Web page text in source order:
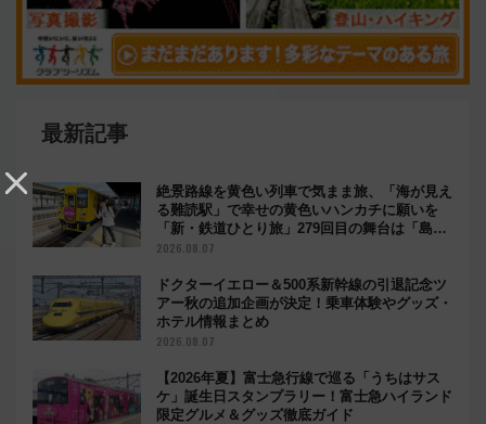
最新記事
絶景路線を黄色い列車で気まま旅、「海が見え
る難読駅」で幸せの黄色いハンカチに願いを
「新・鉄道ひとり旅」279回目の舞台は「島原
鉄道」
2026.08.07
ドクターイエロー＆500系新幹線の引退記念ツ
アー秋の追加企画が決定！乗車体験やグッズ・
ホテル情報まとめ
2026.08.07
【2026年夏】富士急行線で巡る「うちはサス
ケ」誕生日スタンプラリー！富士急ハイランド
限定グルメ＆グッズ徹底ガイド